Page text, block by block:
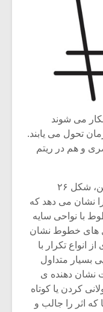
می شوند
تحول می یابند.
و هم در ریتم
مشهور مُندْریَن، شکل ۲۶
نشان می دهد که
با نواحی سایه
های خطوط نشان
انواع تکرار با
بسیار متداول
نشان دهنده ی
کردن یا کوتاه
که اثر را جالب و